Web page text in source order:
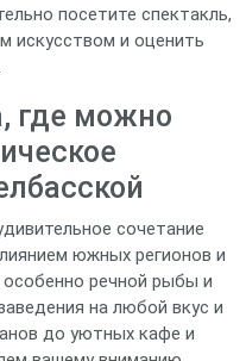
посетите спектакль,
искусством и оценить
где можно
сочетание
южных регионов и
речной рыбы и
на любой вкус и
до уютных кафе и